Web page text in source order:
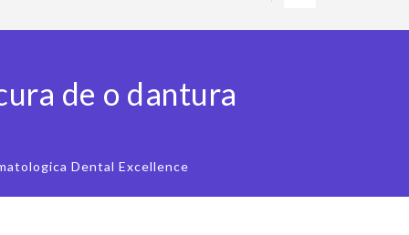
de o dantura
Dental Excellence